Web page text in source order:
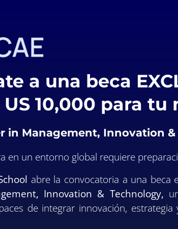
a una beca
US 10,000 para tu
in Management, Innovation &
en un entorno global requiere
abre la convocatoria a una beca
Innovation & Technology,
de integrar innovación,